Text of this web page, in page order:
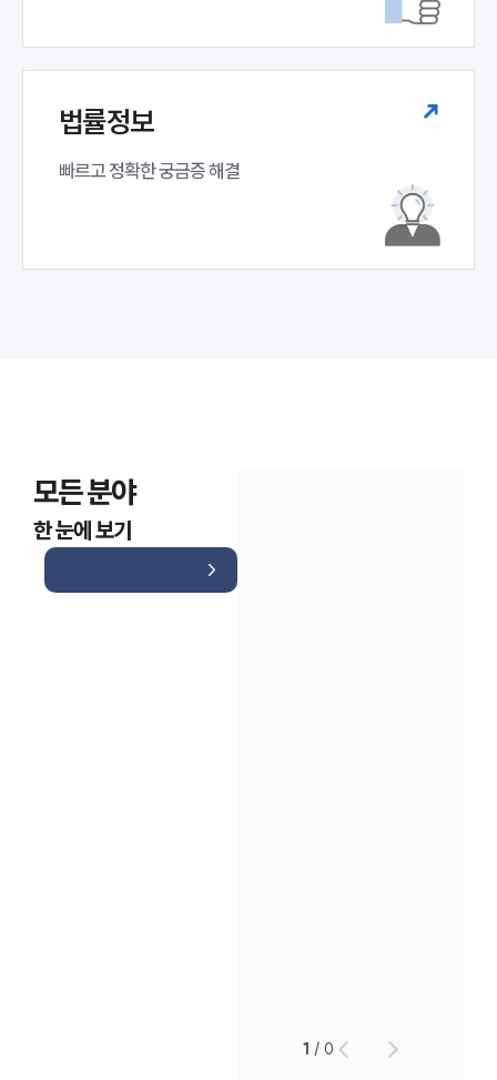
법률정보
빠르고 정확한 궁금증 해결
모든 분야
한 눈에 보기
1 /0